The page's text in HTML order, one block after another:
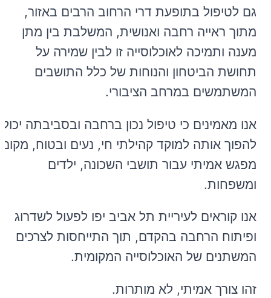
גם לטיפול בתופעת דרי הרחוב הרבים באזור,
מתוך ראייה רחבה ואנושית, המשלבת בין מתן
מענה ותמיכה לאוכלוסייה זו לבין שמירה על
תחושת הביטחון והנוחות של כלל התושבים
המשתמשים במרחב הציבורי.
אנו מאמינים כי טיפול נכון ברחבה ובסביבתה יכול
להפוך אותה למוקד קהילתי חי, נעים ובטוח, מקום
מפגש אמיתי עבור תושבי השכונה, ילדים
ומשפחות.
אנו קוראים לעיריית תל אביב יפו לפעול לשדרוג
ופיתוח הרחבה בהקדם, תוך התייחסות לצרכים
המשתנים של האוכלוסייה המקומית.
זהו צורך אמיתי, לא מותרות.